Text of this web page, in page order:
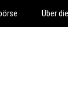
Über